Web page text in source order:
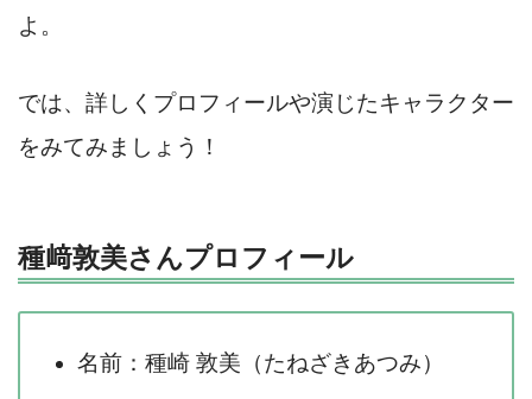
よ。
では、詳しくプロフィールや演じたキャラクター
をみてみましょう！
種﨑敦美さんプロフィール
名前：種崎 敦美（たねざきあつみ）